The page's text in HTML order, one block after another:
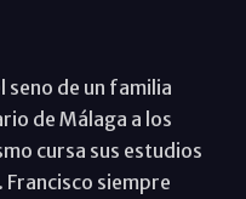
seno de un familia
de Málaga a los
cursa sus estudios
Francisco siempre